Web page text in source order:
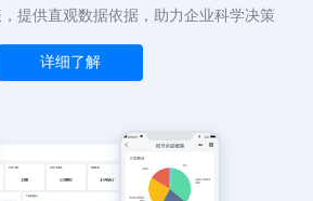
提供直观数据依据，助力企业科学决策
详细了解